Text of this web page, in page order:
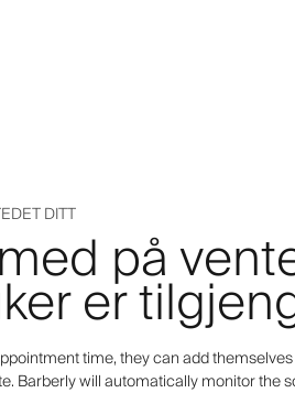
DITT
på
er
time, they can add
Barberly will automatically monitor the